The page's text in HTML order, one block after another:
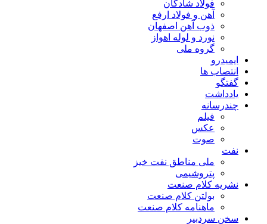
فولاد شادگان
آهن و فولاد ارفع
ذوب آهن اصفهان
نورد و لوله اهواز
گروه ملی
ایمیدرو
انتصاب ها
گفتگو
یادداشت
چندرسانه
فیلم
عکس
صوت
نفت
ملی مناطق نفت خیز
پتروشیمی
نشریه کلام صنعت
بولتن کلام صنعت
ماهنامه کلام صنعت
سخن سردبیر